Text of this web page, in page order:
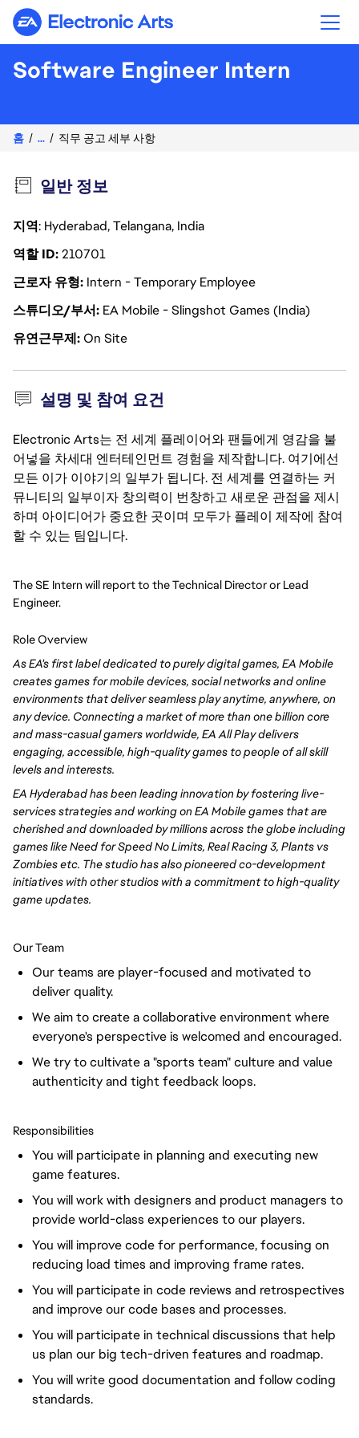
Electronic Arts
Software Engineer Intern
홈 ... 직무 공고 세부 사항
일반 정보
지역: Hyderabad, Telangana, India
역할 ID210701
근로자 유형 Intern - Temporary Employee
스튜디오/부서 EA Mobile - Slingshot Games (India)
유연근무제On Site
설명 및 참여 요건
Electronic Arts는 전 세계 플레이어와 팬들에게 영감을 불
어넣을 차세대 엔터테인먼트 경험을 제작합니다. 여기에선
모든 이가 이야기의 일부가 됩니다. 전 세계를 연결하는 커
뮤니티의 일부이자 창의력이 번창하고 새로운 관점을 제시
하며 아이디어가 중요한 곳이며 모두가 플레이 제작에 참여
할 수 있는 팀입니다.
The SE Intern will report to the Technical Director or Lead
Engineer.
Role Overview
As EA's first label dedicated to purely digital games, EA Mobile
creates games for mobile devices, social networks and online
environments that deliver seamless play anytime, anywhere, on
any device. Connecting a market of more than one billion core
and mass-casual gamers worldwide, EA All Play delivers
engaging, accessible, high-quality games to people of all skill
levels and interests.
EA Hyderabad has been leading innovation by fostering live-
services strategies and working on EA Mobile games that are
cherished and downloaded by millions across the globe including
games like Need for Speed No Limits, Real Racing 3, Plants vs
Zombies etc. The studio has also pioneered co-development
initiatives with other studios with a commitment to high-quality
game updates.
Our Team
Our teams are player-focused and motivated to
deliver quality.
We aim to create a collaborative environment where
everyone's perspective is welcomed and encouraged.
We try to cultivate a "sports team" culture and value
authenticity and tight feedback loops.
Responsibilities
You will participate in planning and executing new
game features.
You will work with designers and product managers to
provide world-class experiences to our players.
You will improve code for performance, focusing on
reducing load times and improving frame rates.
You will participate in code reviews and retrospectives
and improve our code bases and processes.
You will participate in technical discussions that help
us plan our big tech-driven features and roadmap.
You will write good documentation and follow coding
standards.